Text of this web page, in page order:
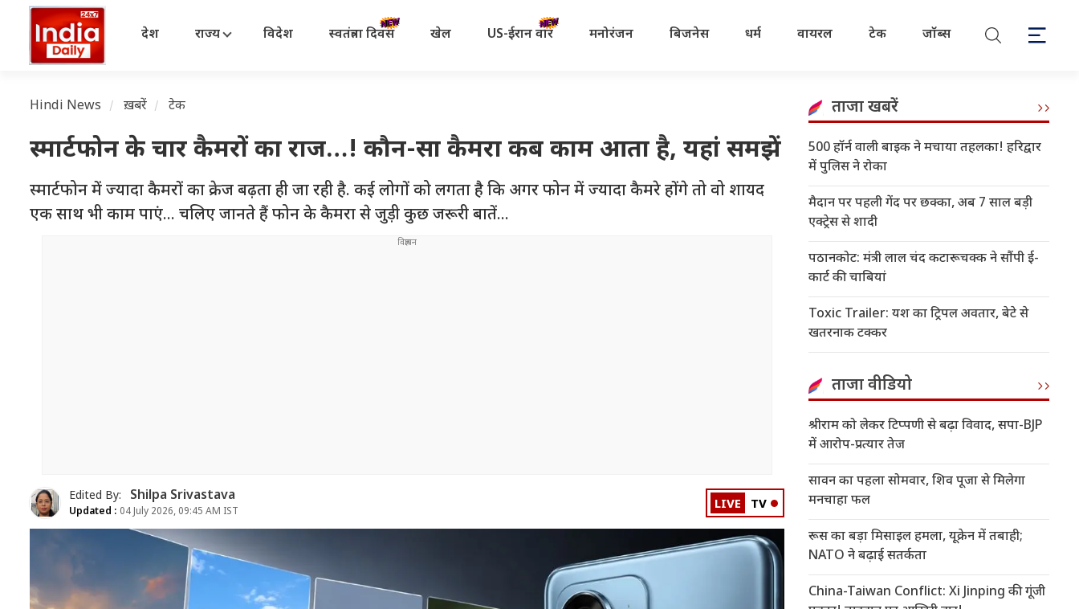
देश राज्य विदेश स्वतंत्रता दिवस खेल US-ईरान वॉर मनोरंजन बिजनेस धर्म वायरल टेक जॉब्स
Hindi News ख़बरें टेक
स्मार्टफोन के चार कैमरों का राज…! कौन-सा कैमरा कब काम आता है, यहां समझें
स्मार्टफोन में ज्यादा कैमरों का क्रेज बढ़ता ही जा रही है. कई लोगों को लगता है कि अगर फोन में ज्यादा कैमरे होंगे तो वो शायद
एक साथ भी काम पाएं... चलिए जानते हैं फोन के कैमरा से जुड़ी कुछ जरूरी बातें...
Edited By: Shilpa Srivastava
Updated : 04 July 2026, 09:45 AM IST LIVE TV
ताजा खबरें
500 हॉर्न वाली बाइक ने मचाया तहलका! हरिद्वार
में पुलिस ने रोका
मैदान पर पहली गेंद पर छक्का, अब 7 साल बड़ी
एक्ट्रेस से शादी
पठानकोट: मंत्री लाल चंद कटारूचक्क ने सौंपी ई-
कार्ट की चाबियां
Toxic Trailer: यश का ट्रिपल अवतार, बेटे से
खतरनाक टक्कर
ताजा वीडियो
श्रीराम को लेकर टिप्पणी से बढ़ा विवाद, सपा-BJP
में आरोप-प्रत्यार तेज
सावन का पहला सोमवार, शिव पूजा से मिलेगा
मनचाहा फल
रूस का बड़ा मिसाइल हमला, यूक्रेन में तबाही;
NATO ने बढ़ाई सतर्कता
China-Taiwan Conflict: Xi Jinping की गूंजी